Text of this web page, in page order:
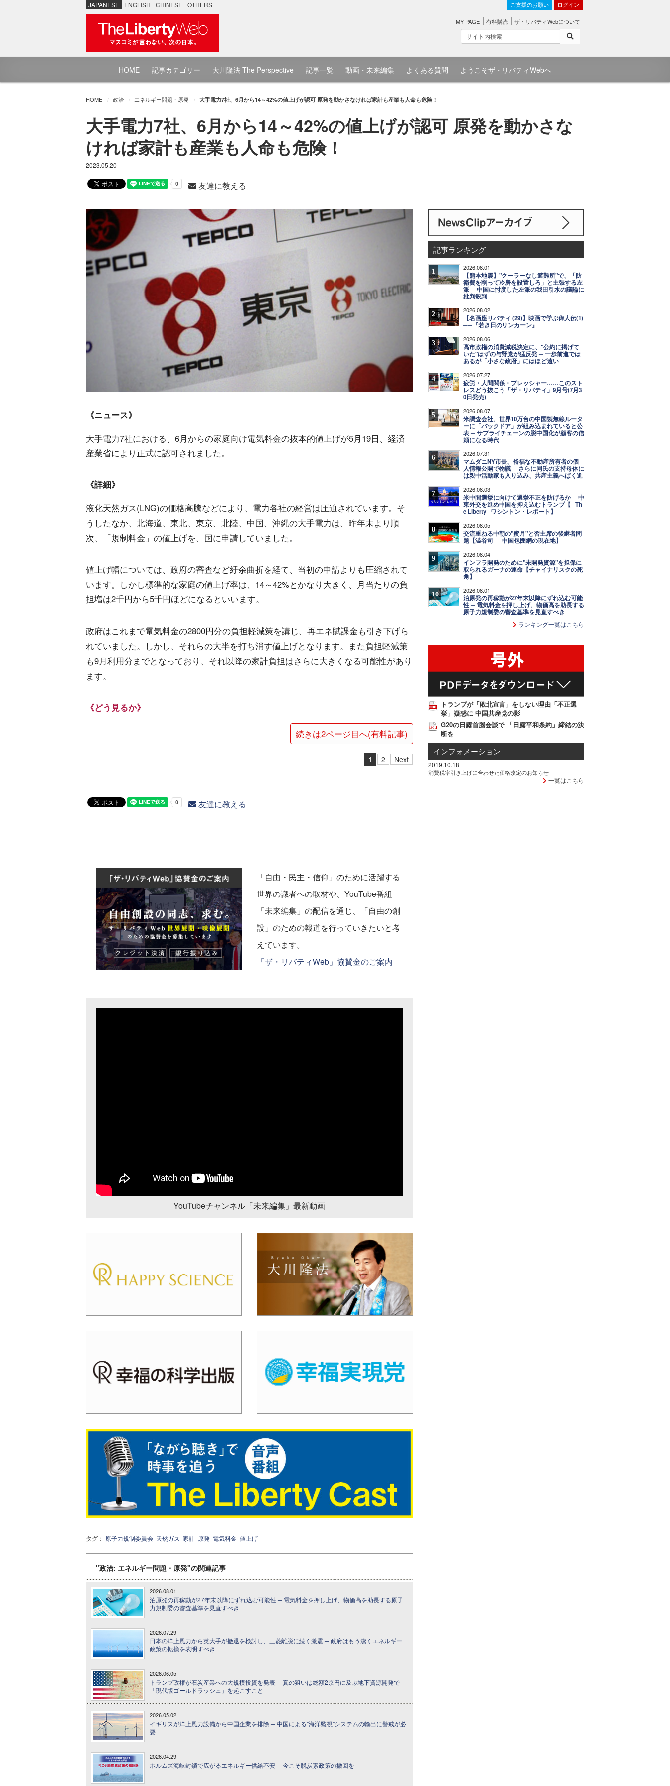
JAPANESE ENGLISH CHINESE OTHERS ご支援のお願い ログイン
MY PAGE 有料購読 ザ・リバティWebについて
HOME 記事カテゴリー 大川隆法 The Perspective 記事一覧 動画・未来編集 よくある質問 ようこそザ・リバティWebへ
HOME 政治 エネルギー問題・原発 大手電力7社、6月から14～42%の値上げが認可 原発を動かさなければ家計も産業も人命も危険！
大手電力7社、6月から14～42%の値上げが認可 原発を動かさな
ければ家計も産業も人命も危険！
2023.05.20
友達に教える
《ニュース》
大手電力7社における、6月からの家庭向け電気料金の抜本的値上げが5月19日、経済
産業省により正式に認可されました。
《詳細》
液化天然ガス(LNG)の価格高騰などにより、電力各社の経営は圧迫されています。そ
うしたなか、北海道、東北、東京、北陸、中国、沖縄の大手電力は、昨年末より順
次、「規制料金」の値上げを、国に申請していました。
値上げ幅については、政府の審査など紆余曲折を経て、当初の申請よりも圧縮されて
います。しかし標準的な家庭の値上げ率は、14～42%とかなり大きく、月当たりの負
担増は2千円から5千円ほどになるといいます。
政府はこれまで電気料金の2800円分の負担軽減策を講じ、再エネ賦課金も引き下げら
れていました。しかし、それらの大半を打ち消す値上げとなります。また負担軽減策
も9月利用分までとなっており、それ以降の家計負担はさらに大きくなる可能性があり
ます。
《どう見るか》
続きは2ページ目へ(有料記事)
1 2 Next
友達に教える
「自由・民主・信仰」のために活躍する
世界の識者への取材や、YouTube番組
「未来編集」の配信を通じ、「自由の創
設」のための報道を行っていきたいと考
えています。
「ザ・リバティWeb」協賛金のご案内
YouTubeチャンネル「未来編集」最新動画
タグ： 原子力規制委員会 天然ガス 家計 原発 電気料金 値上げ
"政治: エネルギー問題・原発"の関連記事
2026.08.01
泊原発の再稼動が27年末以降にずれ込む可能性 ─ 電気料金を押し上げ、物価高を助長する原子
力規制委の審査基準を見直すべき
2026.07.29
日本の洋上風力から英大手が撤退を検討し、三菱離脱に続く激震 ─ 政府はもう潔くエネルギー
政策の転換を表明すべき
2026.06.05
トランプ政権が石炭産業への大規模投資を発表 ─ 真の狙いは総額2京円に及ぶ地下資源開発で
「現代版ゴールドラッシュ」を起こすこと
2026.05.02
イギリスが洋上風力設備から中国企業を排除 ─ 中国による"海洋監視"システムの輸出に警戒が必
要
2026.04.29
ホルムズ海峡封鎖で広がるエネルギー供給不安 ─ 今こそ脱炭素政策の撤回を
記事ランキング
1 2026.08.01
【熊本地震】"クーラーなし避難所"で、「防
衛費を削って冷房を設置しろ」と主張する左
派 ─ 中国に忖度した左派の我田引水の議論に
批判殺到
2 2026.08.02
【名画座リバティ (29)】映画で学ぶ偉人伝(1)
──『若き日のリンカーン』
3 2026.08.06
高市政権の消費減税決定に、"公約に掲げて
いた"はずの与野党が猛反発 ─ 一歩前進では
あるが「小さな政府」にはほど遠い
4 2026.07.27
疲労・人間関係・プレッシャー……このスト
レスどう抜こう「ザ・リバティ」9月号(7月3
0日発売)
5 2026.08.07
米調査会社、世界10万台の中国製無線ルータ
ーに「バックドア」が組み込まれていると公
表 ─ サプライチェーンの脱中国化が顧客の信
頼になる時代
6 2026.07.31
マムダニNY市長、裕福な不動産所有者の個
人情報公開で物議 ─ さらに同氏の支持母体に
は親中活動家も入り込み、共産主義へばく進
7 2026.08.03
米中間選挙に向けて選挙不正を防げるか ─ 中
東外交を進め中国を抑え込むトランプ【─Th
e Liberty─ワシントン・レポート】
8 2026.08.05
交流重ねる中朝の"蜜月"と習主席の後継者問
題【澁谷司──中国包囲網の現在地】
9 2026.08.04
インフラ開発のために"未開発資源"を担保に
取られるガーナの運命【チャイナリスクの死
角】
10 2026.08.01
泊原発の再稼動が27年末以降にずれ込む可能
性 ─ 電気料金を押し上げ、物価高を助長する
原子力規制委の審査基準を見直すべき
ランキング一覧はこちら
トランプが「敗北宣言」をしない理由「不正選
挙」疑惑に 中国共産党の影
G20の日露首脳会談で 「日露平和条約」締結の決
断を
インフォメーション
2019.10.18
消費税率引き上げに合わせた価格改定のお知らせ
一覧はこちら